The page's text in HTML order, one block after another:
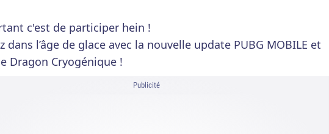
c'est de participer hein !
dans l’âge de glace avec la nouvelle update PUBG MOBILE et
Dragon Cryogénique !
Publicité